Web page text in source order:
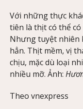
Với những thực
tiên là thịt có thể
Nhưng tuyệt nhiên
hẳn. Thịt mềm, vị
chịu, mặc dù loại
nhiều mỡ. Ảnh:
Theo vnexpress